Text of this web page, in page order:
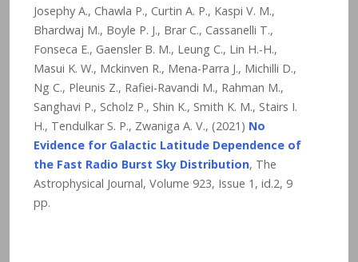
Josephy A., Chawla P., Curtin A. P., Kaspi V. M.,
Bhardwaj M., Boyle P. J., Brar C., Cassanelli T.,
Fonseca E., Gaensler B. M., Leung C., Lin H.-H.,
Masui K. W., Mckinven R., Mena-Parra J., Michilli D.,
Ng C., Pleunis Z., Rafiei-Ravandi M., Rahman M.,
Sanghavi P., Scholz P., Shin K., Smith K. M., Stairs I.
H., Tendulkar S. P., Zwaniga A. V., (2021) No
Evidence for Galactic Latitude Dependence of
the Fast Radio Burst Sky Distribution, The
Astrophysical Journal, Volume 923, Issue 1, id.2, 9
pp.